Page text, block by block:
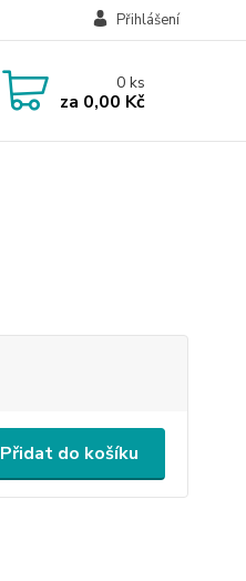
Přihlášení
0ks
za 0,00 Kč
Přidat do košíku